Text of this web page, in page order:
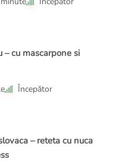
– cu mascarpone si
Începător
– reteta cu nuca